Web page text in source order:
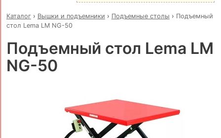
Каталог› Вышки и подъемники › Подъемные столы › Подъемный
стол Lema LM NG-50
Подъемный стол Lema LM
NG-50